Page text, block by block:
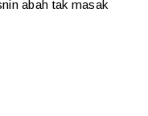
abah tak masak